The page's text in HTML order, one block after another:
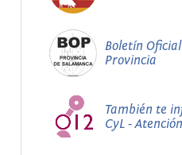
Boletín
Provincia
También te
CyL -